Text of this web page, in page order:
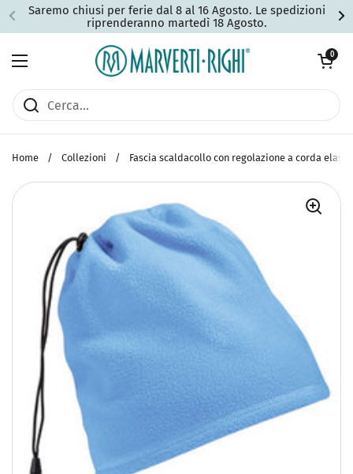
Passa ai contenuti
Saremo chiusi per ferie dal 8 al 16 Agosto. Le spedizioni
riprenderanno martedì 18 Agosto.
Apri menu
Apri carrello
0
Home / Collezioni / Fascia scaldacollo con regolazione a corda